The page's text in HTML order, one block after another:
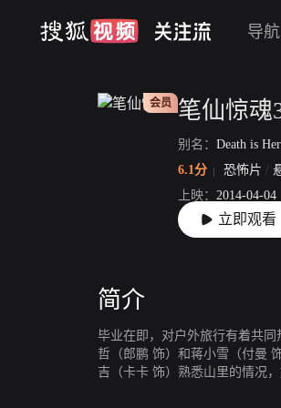
导航
会员 笔仙惊魂
别名： Death is
6.1分
恐怖片 /
上映： 2014-04-04
片长： 98分12秒
立即观看
简介
毕业在即，对户外旅行有着共
哲（郎鹏 饰）和蒋小雪（付曼
吉（卡卡 饰）熟悉山里的情况